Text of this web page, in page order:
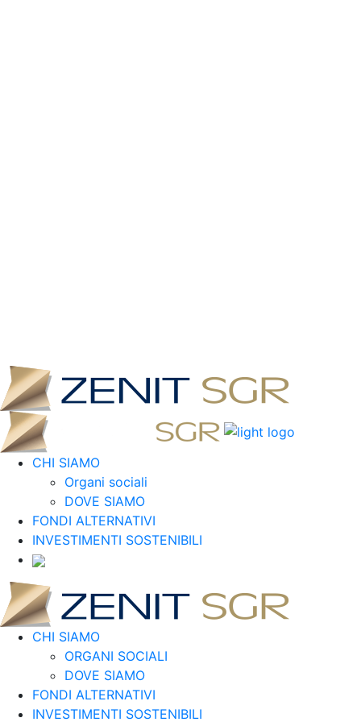
CHI SIAMO
Organi sociali
DOVE SIAMO
FONDI ALTERNATIVI
INVESTIMENTI SOSTENIBILI
CHI SIAMO
ORGANI SOCIALI
DOVE SIAMO
FONDI ALTERNATIVI
INVESTIMENTI SOSTENIBILI